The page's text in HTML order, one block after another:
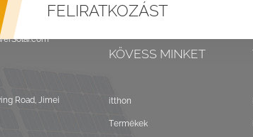
FELIRATKOZÁST
Road, Jimei
KÖVESS MINKET
itthon
Termékek